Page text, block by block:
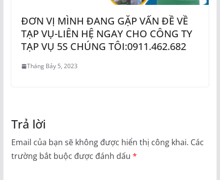
ĐƠN VỊ MÌNH ĐANG GẶP VẤN ĐỀ VỀ
TẠP VỤ-LIÊN HỆ NGAY CHO CÔNG TY
TẠP VỤ 5S CHÚNG TÔI:0911.462.682
Tháng Bảy 5, 2023
Trả lời
Email của bạn sẽ không được hiển thị công khai. Các
trường bắt buộc được đánh dấu *